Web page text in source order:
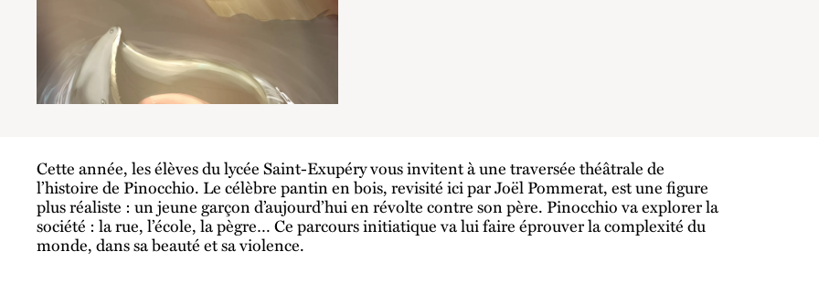
Cette année, les élèves du lycée Saint-Exupéry vous invitent à une traversée théâtrale de
l’histoire de Pinocchio. Le célèbre pantin en bois, revisité ici par Joël Pommerat, est une figure
plus réaliste : un jeune garçon d’aujourd’hui en révolte contre son père. Pinocchio va explorer la
société : la rue, l’école, la pègre… Ce parcours initiatique va lui faire éprouver la complexité du
monde, dans sa beauté et sa violence.